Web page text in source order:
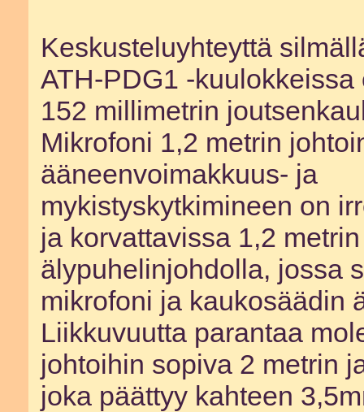
Keskusteluyhteyttä
ATH-PDG1 -kuulokkeissa
152 millimetrin
Mikrofoni 1,2 metrin
ääneenvoimakkuus- ja
mykistyskytkimineen on
ja korvattavissa 1,2 metrin
älypuhelinjohdolla, jossa
mikrofoni ja kaukosäädin
Liikkuvuutta parantaa
johtoihin sopiva 2 metrin
joka päättyy kahteen